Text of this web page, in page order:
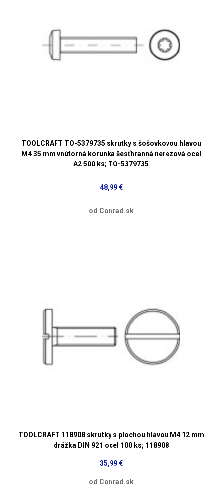
TOOLCRAFT TO-5379735 skrutky s šošovkovou hlavou
M4 35 mm vnútorná korunka šesťhranná nerezová ocel
A2 500 ks; TO-5379735
48,99 €
od Conrad.sk
TOOLCRAFT 118908 skrutky s plochou hlavou M4 12 mm
drážka DIN 921 ocel 100 ks; 118908
35,99 €
od Conrad.sk